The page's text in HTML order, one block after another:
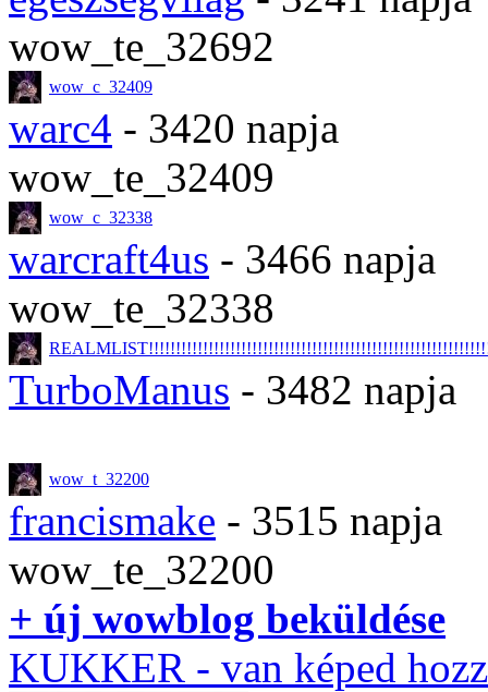
wow_te_32692
wow_c_32409
warc4 - 3420 napja
wow_te_32409
wow_c_32338
warcraft4us - 3466 napja
wow_te_32338
TurboManus - 3482 napja
wow_t_32200
francismake - 3515 napja
wow_te_32200
+ új wowblog beküldése
KUKKER - van képed